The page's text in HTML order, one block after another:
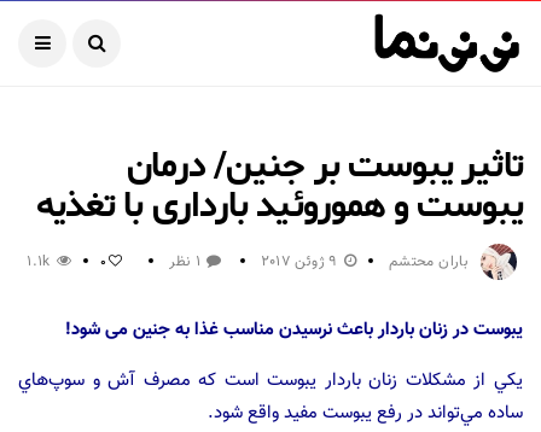
تاثیر یبوست بر جنین/ درمان
یبوست و هموروئید بارداری با تغذیه
باران محتشم 9 ژوئن 2017 1 نظر 0
1.1k
یبوست در زنان باردار باعث نرسیدن مناسب غذا به جنین می شود!
يکي از مشکلات زنان باردار يبوست است که مصرف آش‌ و سوپ‌هاي
ساده مي‌تواند در رفع يبوست مفيد واقع شود.